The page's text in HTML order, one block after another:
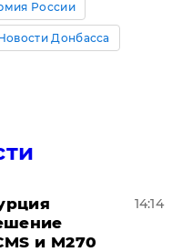
России
Донбасса
и M270
14:14